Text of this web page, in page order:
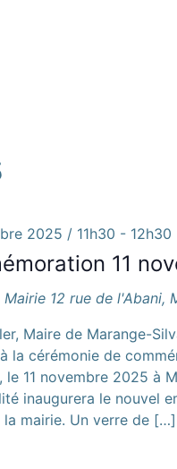
11
2025 / 11h30 - 12h30
Mairie 12 rue de l'Abani,
Maire de Marange-
la cérémonie de
le 11 novembre 2025 à
inaugurera le nouvel
la mairie. Un verre de […]